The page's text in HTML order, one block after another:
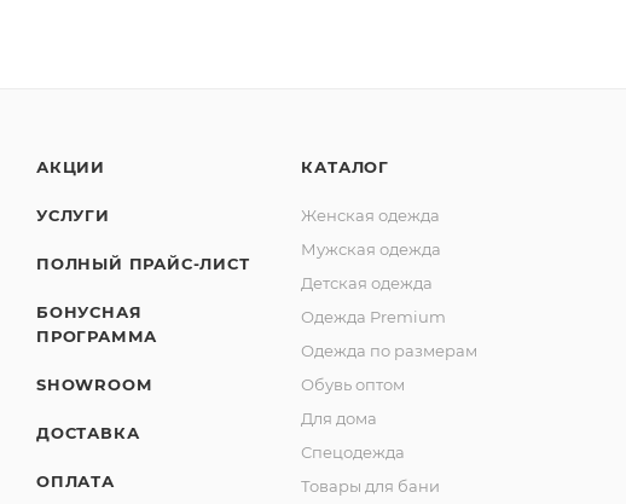
АКЦИИ
УСЛУГИ
ПОЛНЫЙ ПРАЙС-ЛИСТ
БОНУСНАЯ
ПРОГРАММА
SHOWROOM
ДОСТАВКА
ОПЛАТА
КАТАЛОГ
Женская одежда
Мужская одежда
Детская одежда
Одежда Premium
Одежда по размерам
Обувь оптом
Для дома
Спецодежда
Товары для бани